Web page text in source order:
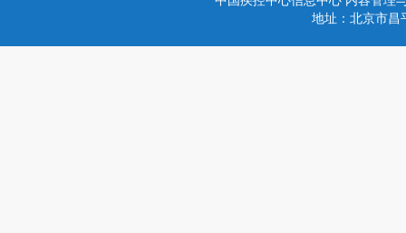
地址：北京市昌